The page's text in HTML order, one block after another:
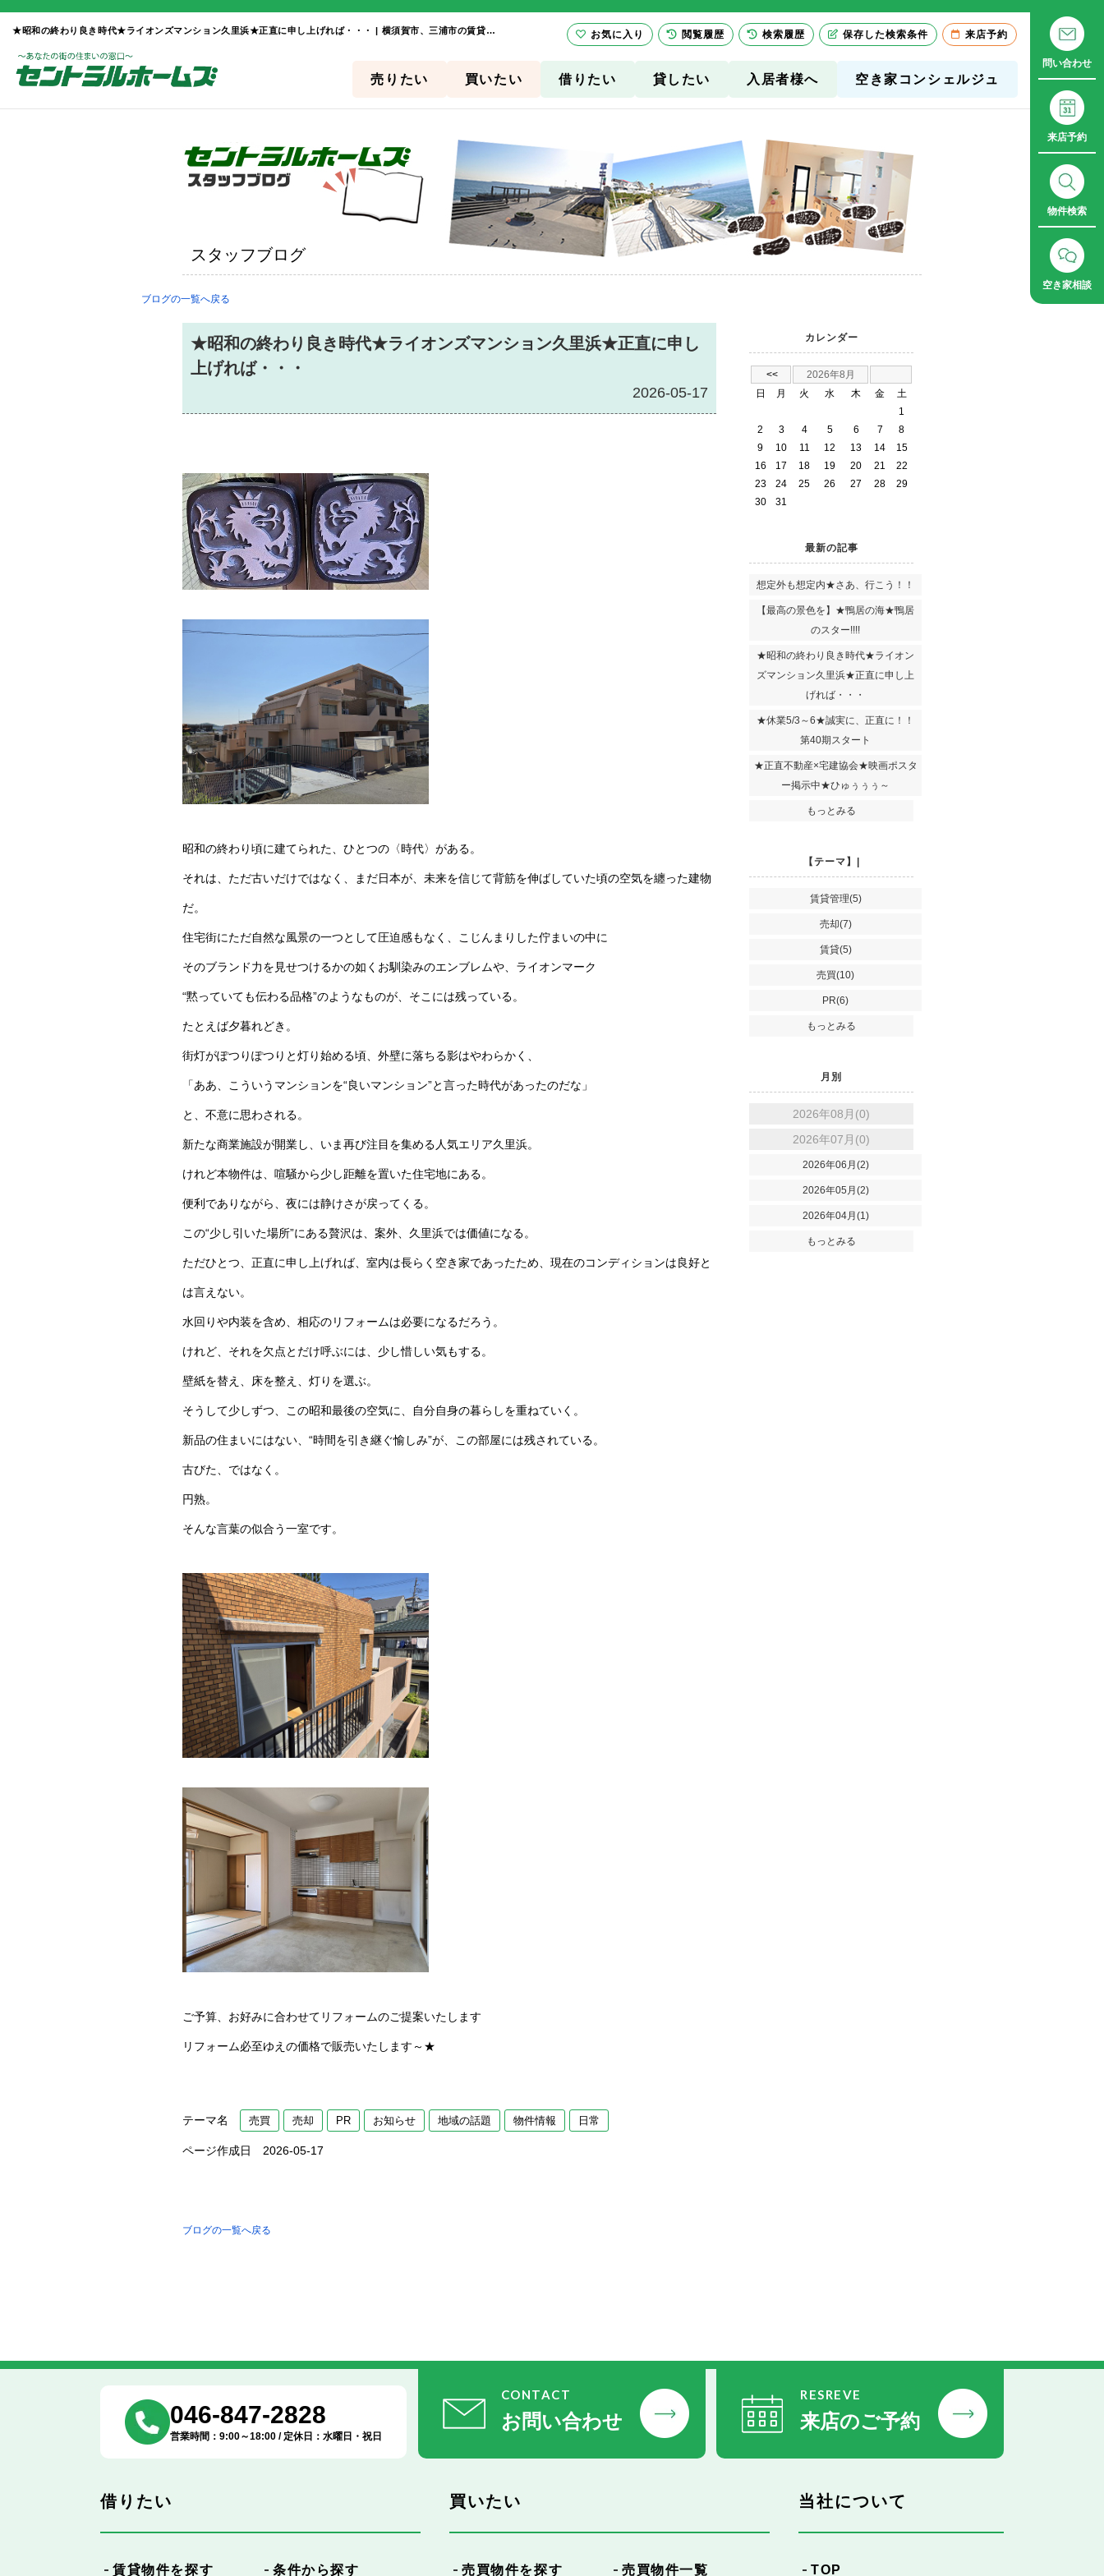
★昭和の終わり良き時代★ライオンズマンション久里浜★正直に申し上げれば・・・ | 横須賀市、三浦市の賃貸は有限会社セントラル・ホームズにお任せ下さい！
売りたい 買いたい 借りたい 貸したい 入居者様へ 空き家コンシェルジュ
問い合わせ
来店予約
物件検索
空き家相談
スタッフブログ
ブログの一覧へ戻る
★昭和の終わり良き時代★ライオンズマンション久里浜★正直に申し
上げれば・・・
2026-05-17
昭和の終わり頃に建てられた、ひとつの〈時代〉がある。
それは、ただ古いだけではなく、まだ日本が、未来を信じて背筋を伸ばしていた頃の空気を纏った建物
だ。
住宅街にただ自然な風景の一つとして圧迫感もなく、こじんまりした佇まいの中に
そのブランド力を見せつけるかの如くお馴染みのエンブレムや、ライオンマーク
“黙っていても伝わる品格”のようなものが、そこには残っている。
たとえば夕暮れどき。
街灯がぽつりぽつりと灯り始める頃、外壁に落ちる影はやわらかく、
「ああ、こういうマンションを“良いマンション”と言った時代があったのだな」
と、不意に思わされる。
新たな商業施設が開業し、いま再び注目を集める人気エリア久里浜。
けれど本物件は、喧騒から少し距離を置いた住宅地にある。
便利でありながら、夜には静けさが戻ってくる。
この“少し引いた場所”にある贅沢は、案外、久里浜では価値になる。
ただひとつ、正直に申し上げれば、室内は長らく空き家であったため、現在のコンディションは良好と
は言えない。
水回りや内装を含め、相応のリフォームは必要になるだろう。
けれど、それを欠点とだけ呼ぶには、少し惜しい気もする。
壁紙を替え、床を整え、灯りを選ぶ。
そうして少しずつ、この昭和最後の空気に、自分自身の暮らしを重ねていく。
新品の住まいにはない、“時間を引き継ぐ愉しみ”が、この部屋には残されている。
古びた、ではなく。
円熟。
そんな言葉の似合う一室です。
ご予算、お好みに合わせてリフォームのご提案いたします
リフォーム必至ゆえの価格で販売いたします～★
テーマ名 売買 売却 PR お知らせ 地域の話題 物件情報 日常
ページ作成日 2026-05-17
カレンダー
<<
2026年8月
日
月 火 水 木 金
土
1
2
3 4 5 6 7
8
9
10 11 12 13 14
15
16
17 18 19 20 21
22
23
24 25 26 27 28
29
30
31
最新の記事
想定外も想定内★さあ、行こう！！
【最高の景色を】★鴨居の海★鴨居
のスター!!!!
★昭和の終わり良き時代★ライオン
ズマンション久里浜★正直に申し上
げれば・・・
★休業5/3～6★誠実に、正直に！！
第40期スタート
★正直不動産×宅建協会★映画ポスタ
ー掲示中★ひゅぅぅぅ～
もっとみる
【テーマ】|
賃貸管理(5)
売却(7)
賃貸(5)
売買(10)
PR(6)
もっとみる
月別
2026年08月(0)
2026年07月(0)
2026年06月(2)
2026年05月(2)
2026年04月(1)
もっとみる
ブログの一覧へ戻る
046-847-2828
営業時間：9:00～18:00 / 定休日：水曜日・祝日
CONTACT
お問い合わせ
RESREVE
来店のご予約
借りたい
賃貸物件を探す 条件から探す
買いたい
売買物件を探す 売買物件一覧
当社について
TOP
お気に入り 閲覧履歴 検索履歴 保存した検索条件 来店予約